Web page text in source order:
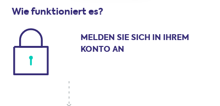
Wie funktioniert es?
MELDEN SIE SICH IN
IHREM
KONTO AN